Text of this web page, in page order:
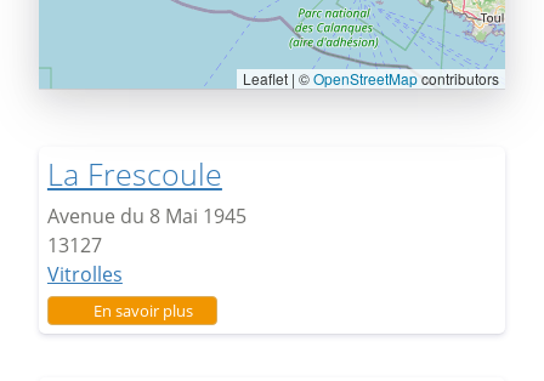
Leaflet | ©OpenStreetMapcontributors
La Frescoule
Avenue du 8 Mai 1945
13127
Vitrolles
En savoir plussur La Frescoule